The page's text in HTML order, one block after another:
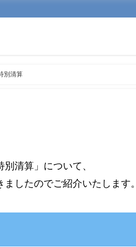
別清算
清算」について、
したのでご紹介いたします。